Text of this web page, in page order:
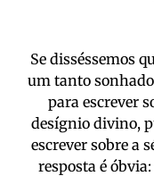
Se disséssemos
um tanto
para escrever
desígnio divino,
escrever sobre a
resposta é